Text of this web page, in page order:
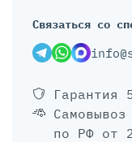
Связаться со
Гарантия
по РФ от